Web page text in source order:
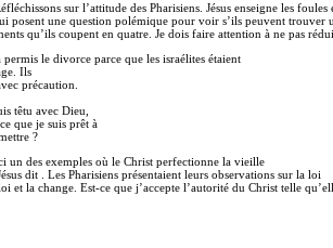
sur l’attitude des Pharisiens. Jésus enseigne les
posent une question polémique pour voir s’ils peuvent trouver
qu’ils coupent en quatre. Je dois faire attention à ne pas
permis le divorce parce que les israélites étaient
Ils
précaution.
têtu avec Dieu,
que je suis prêt à
?
un des exemples où le Christ perfectionne la vieille
dit . Les Pharisiens présentaient leurs observations sur la loi
et la change. Est-ce que j’accepte l’autorité du Christ telle